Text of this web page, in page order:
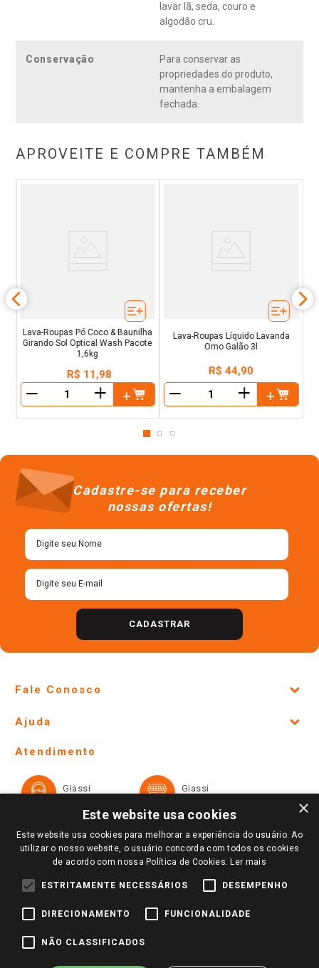
lavar lã, seda, couro e
algodão cru.
Conservação
Para conservar as
propriedades do produto,
mantenha a embalagem
fechada.
APROVEITE E COMPRE TAMBÉM
Lava-Roupas Pó Coco & Baunilha
Girando Sol Optical Wash Pacote
1,6kg
R$ 11,98
＋
Lava-Roupas Líquido Lavanda
Omo Galão 3l
R$ 44,90
＋
Cadastre-se para receber
nossas ofertas!
CADASTRAR
Fale Conosco
Lojas Físicas e Horários
Ofertas
Televendas
Notícias
Perguntas frequentes
Identidade Visual
Ajuda
Formas de Pagamento
Trocas e Devoluções
Atendimento
Giassi
Giassi
Redes Sociais
Pagamento e Segurança
×
Este website usa cookies
Este website usa cookies para melhorar a experiência do usuário. Ao
utilizar o nosso website, o usuário concorda com todos os cookies
de acordo com nossa Política de Cookies. Ler mais
ESTRITAMENTE NECESSÁRIOS DESEMPENHO
DIRECIONAMENTO FUNCIONALIDADE
NÃO CLASSIFICADOS